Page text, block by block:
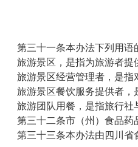
第三十一条本办法下列用语
旅游景区，是指为旅游者
旅游景区经营管理者，是
旅游景区餐饮服务提供者
旅游团队用餐，是指旅行
第三十二条市（州）食品
第三十三条本办法由四川